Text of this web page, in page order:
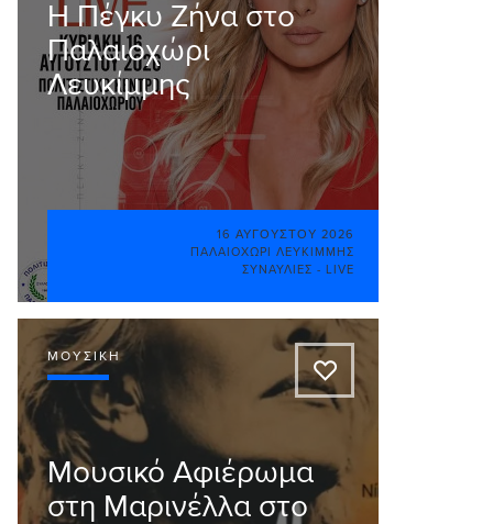
Η Πέγκυ Ζήνα στο
Παλαιοχώρι
Λευκίμμης
16 ΑΥΓΟΎΣΤΟΥ 2026
ΠΑΛΑΙΟΧΏΡΙ ΛΕΥΚΊΜΜΗΣ
ΣΥΝΑΥΛΊΕΣ - LIVE
ΜΟΥΣΙΚΉ
A
Μουσικό Αφιέρωμα
στη Μαρινέλλα στο